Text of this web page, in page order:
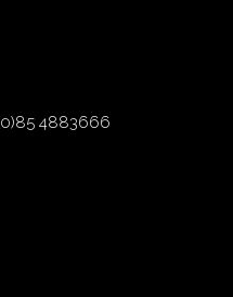
4883666